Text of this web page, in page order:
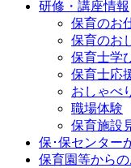
研修・講座情報
保育のお
保育のお
保育士学
保育士応
おしゃべ
職場体験
保育施設
保･保センター
保育園等から